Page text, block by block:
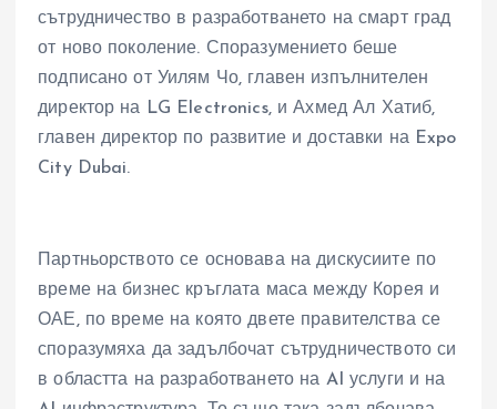
сътрудничество в разработването на смарт град
от ново поколение. Споразумението беше
подписано от Уилям Чо, главен изпълнителен
директор на LG Electronics, и Ахмед Ал Хатиб,
главен директор по развитие и доставки на Expo
City Dubai.
Партньорството се основава на дискусиите по
време на бизнес кръглата маса между Корея и
ОАЕ, по време на която двете правителства се
споразумяха да задълбочат сътрудничеството си
в областта на разработването на AI услуги и на